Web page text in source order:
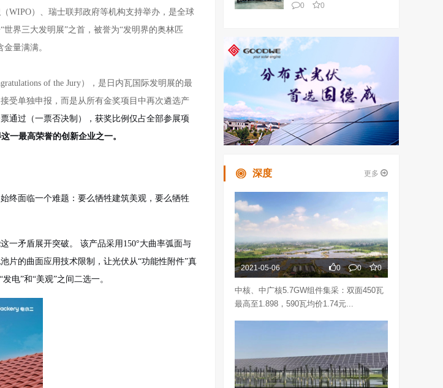
WIPO）、瑞士联邦政府等机构支持举办，是全球
界三大发明展”之首，被誉为“发明界的奥林匹
金量满满。
of the Jury），是日内瓦国际发明展的最
受单独申报，而是从所有金奖项目中再次遴选产
通过（一票否决制），获奖比例仅占全部参展项
一最高荣誉的创新企业之一。
终面临一个难题：要么牺牲建筑美观，要么牺牲
一矛盾展开突破。 该产品采用150°大曲率弧面与
片的曲面应用技术限制，让光伏从“功能性附件”真
电”和“美观”之间二选一。
0
0
深度 更多
2021-05-06 0 0 0
中核、中广核5.7GW组件集采：双面450瓦
最高至1.898，590瓦均价1.74元...